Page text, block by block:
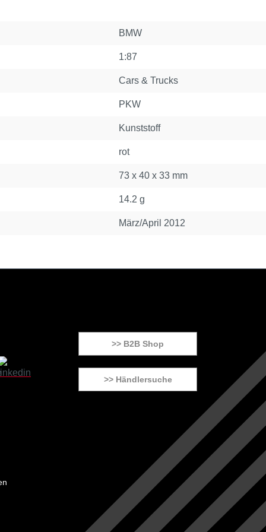
BMW
1:87
Cars & Trucks
PKW
Kunststoff
rot
73 x 40 x 33 mm
14.2 g
März/April 2012
>> B2B Shop
>> Händlersuche